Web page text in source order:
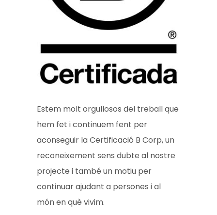
Estem molt orgullosos del treball que
hem fet i continuem fent per
aconseguir la Certificació B Corp, un
reconeixement sens dubte al nostre
projecte i també un motiu per
continuar ajudant a persones i al
món en què vivim.